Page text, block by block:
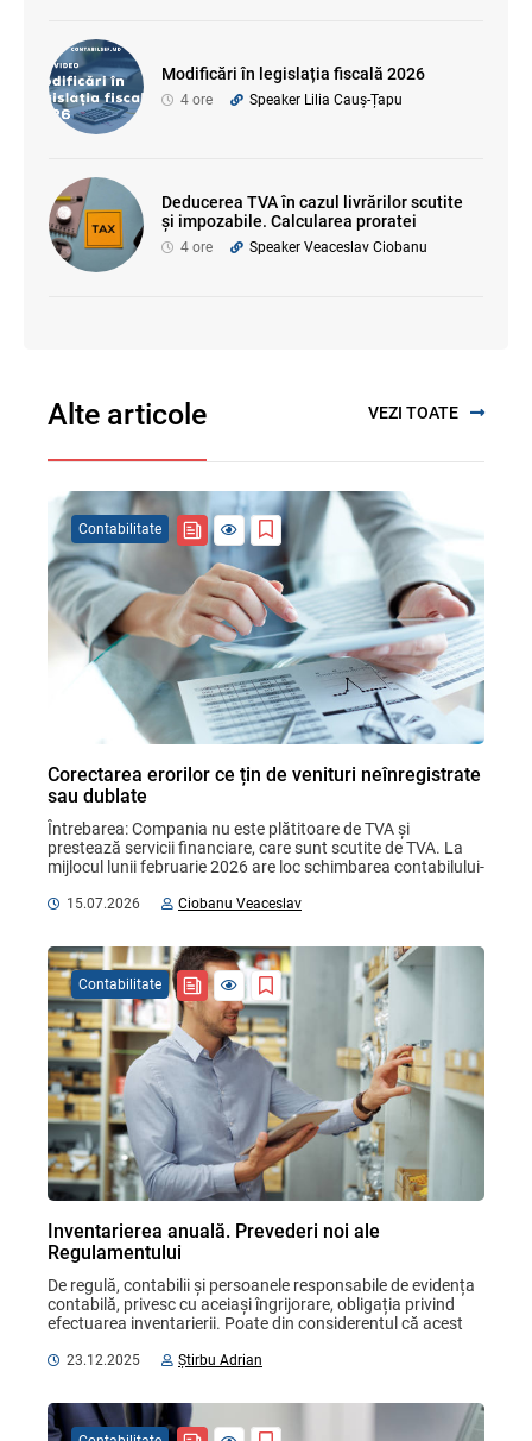
Modificări în legislația fiscală 2026
4 ore Speaker Lilia Cauș-Țapu
Deducerea TVA în cazul livrărilor scutite
și impozabile. Calcularea proratei
4 ore Speaker Veaceslav Ciobanu
Alte articole VEZI TOATE
Corectarea erorilor ce țin de venituri neînregistrate
sau dublate
Întrebarea: Compania nu este plătitoare de TVA și
prestează servicii financiare, care sunt scutite de TVA. La
mijlocul lunii februarie 2026 are loc schimbarea contabilului-
15.07.2026 Ciobanu Veaceslav
Contabilitate
Inventarierea anuală. Prevederi noi ale
Regulamentului
De regulă, contabilii și persoanele responsabile de evidența
contabilă, privesc cu aceiași îngrijorare, obligația privind
efectuarea inventarierii. Poate din considerentul că acest
23.12.2025 Știrbu Adrian
Contabilitate